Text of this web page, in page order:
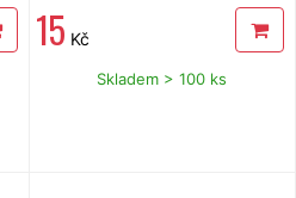
15 Kč
Skladem > 100 ks